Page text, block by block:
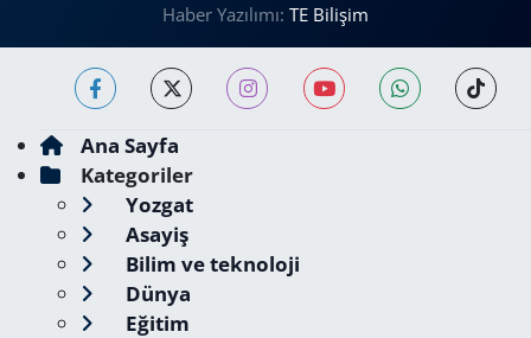
Haber Yazılımı: TE Bilişim
Ana Sayfa
Kategoriler
Yozgat
Asayiş
Bilim ve teknoloji
Dünya
Eğitim